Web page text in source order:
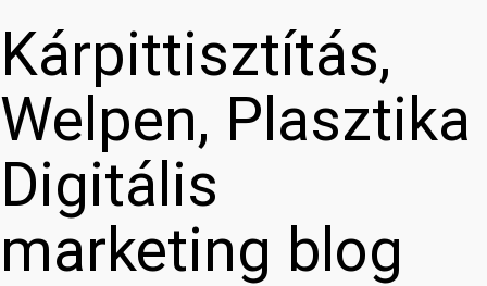
Kárpittisztítás,
Welpen, Plasztika
Digitális
marketing blog